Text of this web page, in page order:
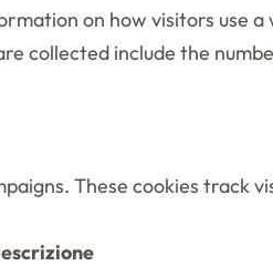
on how visitors use
collected include the
These cookies track